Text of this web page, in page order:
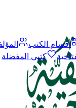
أقسام الكتب
كتبي المفضلة